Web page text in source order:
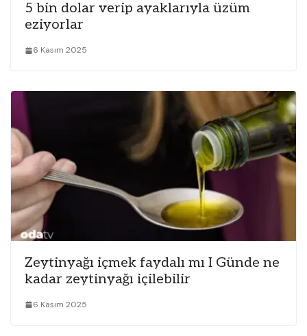
5 bin dolar verip ayaklarıyla üzüm
eziyorlar
6 Kasım 2025
Zeytinyağı içmek faydalı mı I Günde ne
kadar zeytinyağı içilebilir
6 Kasım 2025